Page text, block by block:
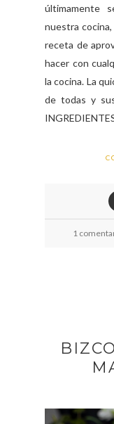
últimamente
nuestra
receta de
hacer con
la cocina. La
de todas y
1